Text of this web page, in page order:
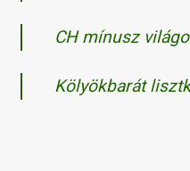
CH mínusz
Kölyökbarát